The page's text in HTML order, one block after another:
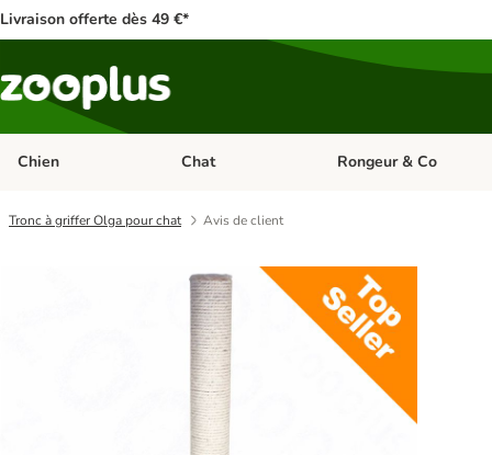
Livraison offerte dès 49 €*
Chien Dérouler les catégories: Chien
Chat Dérouler les catégories:
Rongeur & Co
Tronc à griffer Olga pour chat Avis de client